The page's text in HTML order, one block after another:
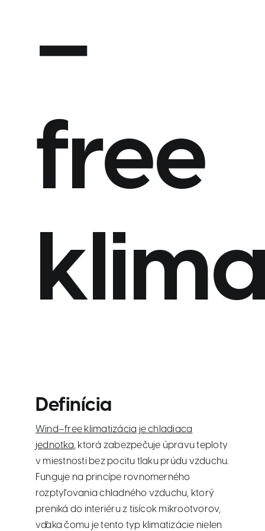
realizácie
Kontakt
–
free
Definícia
Wind–free klimatizácia je chladiaca
jednotka, ktorá zabezpečuje úpravu teploty
v miestnosti bez pocitu tlaku prúdu vzduchu.
Funguje na princípe rovnomerného
rozptyľovania chladného vzduchu, ktorý
preniká do interiéru z tisícok mikrootvorov,
vďaka čomu je tento typ klimatizácie nielen